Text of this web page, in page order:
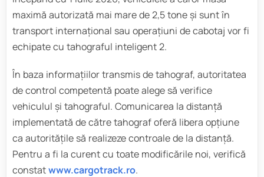
maximă autorizată mai mare de 2,5 tone și sunt în
transport internațional sau operațiuni de cabotaj vor fi
echipate cu tahograful inteligent 2.
În baza informațiilor transmis de tahograf, autoritatea
de control competentă poate alege să verifice
vehiculul și tahograful. Comunicarea la distanță
implementată de către tahograf oferă libera opțiune
ca autoritățile să realizeze controale de la distanță.
Pentru a fi la curent cu toate modificările noi, verifică
constatwww.cargotrack.ro.